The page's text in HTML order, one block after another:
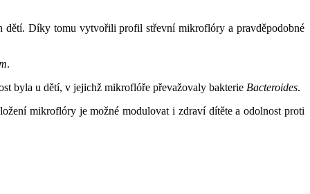
dětí. Díky tomu vytvořili profil střevní mikroflóry a pravděpodobné
.
byla u dětí, v jejichž mikroflóře převažovaly bakterie Bacteroides.
mikroflóry je možné modulovat i zdraví dítěte a odolnost proti